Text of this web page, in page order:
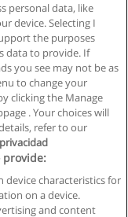
personal data, like
device. Selecting I
the purposes
data to provide. If
you see may not be as
to change your
clicking the Manage
. Your choices will
refer to our
device characteristics for
on a device.
and content